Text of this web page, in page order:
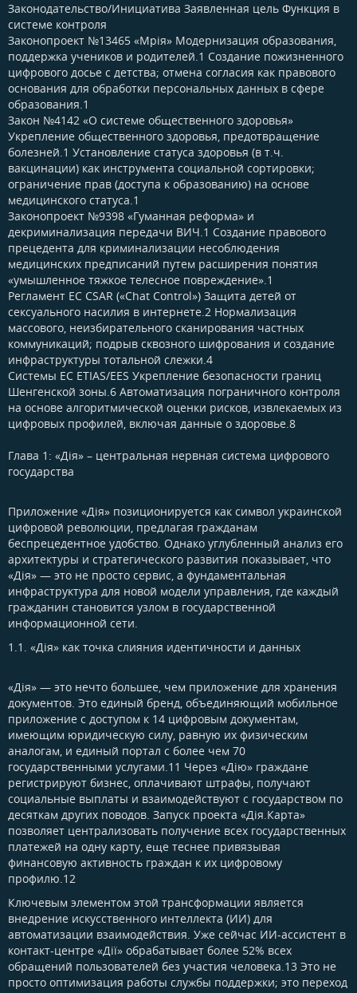
Законодательство/Инициатива Заявленная цель Функция в
системе контроля
Законопроект №13465 «Мрія» Модернизация образования,
поддержка учеников и родителей.1 Создание пожизненного
цифрового досье с детства; отмена согласия как правового
основания для обработки персональных данных в сфере
образования.1
Закон №4142 «О системе общественного здоровья»
Укрепление общественного здоровья, предотвращение
болезней.1 Установление статуса здоровья (в т.ч.
вакцинации) как инструмента социальной сортировки;
ограничение прав (доступа к образованию) на основе
медицинского статуса.1
Законопроект №9398 «Гуманная реформа» и
декриминализация передачи ВИЧ.1 Создание правового
прецедента для криминализации несоблюдения
медицинских предписаний путем расширения понятия
«умышленное тяжкое телесное повреждение».1
Регламент ЕС CSAR («Chat Control») Защита детей от
сексуального насилия в интернете.2 Нормализация
массового, неизбирательного сканирования частных
коммуникаций; подрыв сквозного шифрования и создание
инфраструктуры тотальной слежки.4
Системы ЕС ETIAS/EES Укрепление безопасности границ
Шенгенской зоны.6 Автоматизация пограничного контроля
на основе алгоритмической оценки рисков, извлекаемых из
цифровых профилей, включая данные о здоровье.8
Глава 1: «Дія» – центральная нервная система цифрового
государства​
Приложение «Дія» позиционируется как символ украинской
цифровой революции, предлагая гражданам
беспрецедентное удобство. Однако углубленный анализ его
архитектуры и стратегического развития показывает, что
«Дія» — это не просто сервис, а фундаментальная
инфраструктура для новой модели управления, где каждый
гражданин становится узлом в государственной
информационной сети.
1.1. «Дія» как точка слияния идентичности и данных​
«Дія» — это нечто большее, чем приложение для хранения
документов. Это единый бренд, объединяющий мобильное
приложение с доступом к 14 цифровым документам,
имеющим юридическую силу, равную их физическим
аналогам, и единый портал с более чем 70
государственными услугами.11 Через «Дію» граждане
регистрируют бизнес, оплачивают штрафы, получают
социальные выплаты и взаимодействуют с государством по
десяткам других поводов. Запуск проекта «Дія.Карта»
позволяет централизовать получение всех государственных
платежей на одну карту, еще теснее привязывая
финансовую активность граждан к их цифровому
профилю.12
Ключевым элементом этой трансформации является
внедрение искусственного интеллекта (ИИ) для
автоматизации взаимодействия. Уже сейчас ИИ-ассистент в
контакт-центре «Дії» обрабатывает более 52% всех
обращений пользователей без участия человека.13 Это не
просто оптимизация работы службы поддержки; это переход